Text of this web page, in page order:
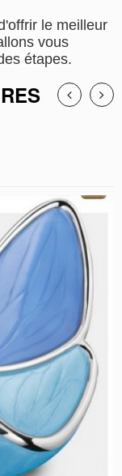
le meilleur
vous
étapes.